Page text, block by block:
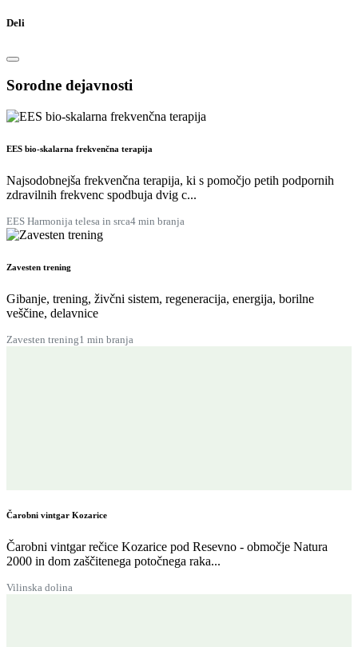
Deli
Sorodne dejavnosti
EES bio-skalarna frekvenčna terapija
Najsodobnejša frekvenčna terapija, ki s pomočjo petih podpornih
zdravilnih frekvenc spodbuja dvig c...
EES Harmonija telesa in srca4 min branja
Zavesten trening
Gibanje, trening, živčni sistem, regeneracija, energija, borilne
veščine, delavnice
Zavesten trening1 min branja
Čarobni vintgar Kozarice
Čarobni vintgar rečice Kozarice pod Resevno - območje Natura
2000 in dom zaščitenega potočnega raka...
Vilinska dolina